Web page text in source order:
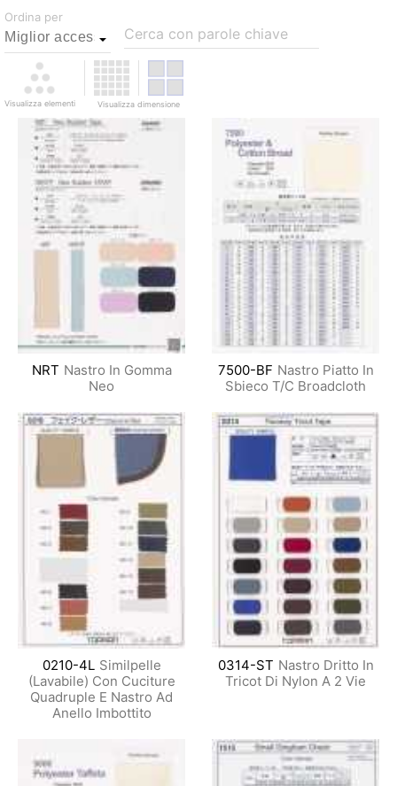
Ordina per
Cerca con parole chiave
Visualizza elementi Visualizza dimensione
NRT Nastro In Gomma
Neo
7500-BF Nastro Piatto In
Sbieco T/C Broadcloth
0210-4L Similpelle
(Lavabile) Con Cuciture
Quadruple E Nastro Ad
Anello Imbottito
0314-ST Nastro Dritto In
Tricot Di Nylon A 2 Vie